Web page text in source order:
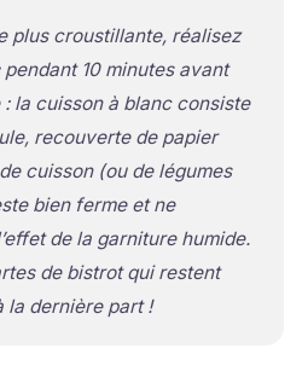
plus croustillante, réalisez
pendant 10 minutes avant
: la cuisson à blanc consiste
recouverte de papier
cuisson (ou de légumes
bien ferme et ne
de la garniture humide.
de bistrot qui restent
la dernière part !